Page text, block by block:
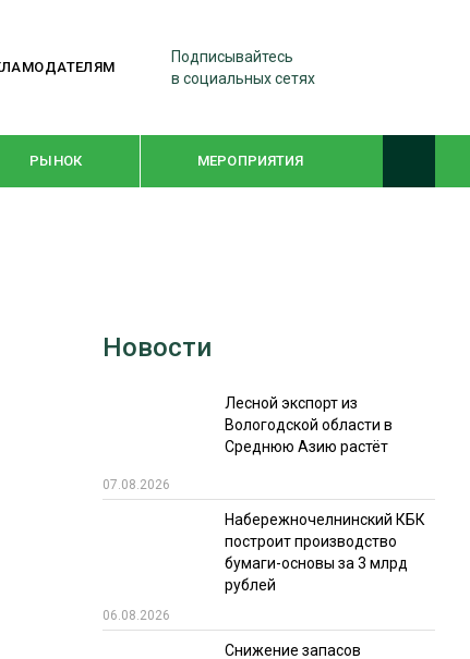
Подписывайтесь
в социальных сетях
РЫНОК МЕРОПРИЯТИЯ
WOODEX-2021
СУШКА ДРЕВЕСИНЫ
Новости
Лесной экспорт из
Вологодской области в
Среднюю Азию растёт
07.08.2026
Набережночелнинский КБК
построит производство
бумаги-основы за 3 млрд
рублей
06.08.2026
Снижение запасов